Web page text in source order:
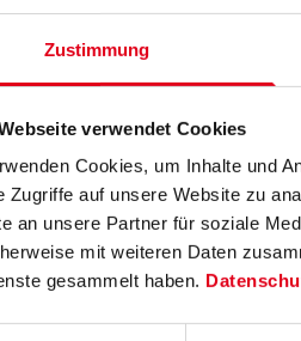
Zustimmung
verwendet Cookies
Cookies, um Inhalte und
Zugriffe auf unsere Website zu
an unsere Partner für soziale
mit weiteren Daten
gesammelt haben.